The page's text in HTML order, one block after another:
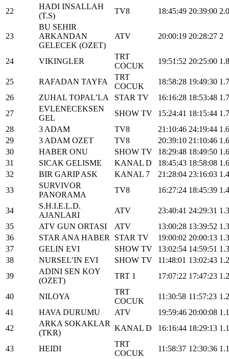
22
HADI INSALLAH
(T.S)
TV8 18:45:49 20:39:00
23
BU SEHIR
ARKANDAN
GELECEK (OZET)
ATV 20:00:19 20:28:27 2
24 VIKINGLER
TRT
COCUK
19:51:52 20:25:00
25 RAFADAN TAYFA
TRT
COCUK
18:58:28 19:49:30
26
ZUHAL TOPAL’LA STAR TV 16:16:28 18:53:48
27
EVLENECEKSEN
GEL
SHOW TV 15:24:41 18:15:44 1.7
28
3 ADAM TV8 21:10:46 24:19:44
29
3 ADAM OZET TV8 20:39:10 21:10:46
30
HABER ONU SHOW TV 18:29:48 18:49:50
31
SICAK GELISME KANAL D 18:45:43 18:58:08
32
BIR GARIP ASK KANAL 7 21:28:04 23:16:03
33
SURVIVOR
PANORAMA
TV8 16:27:24 18:45:39 1.4
34
S.H.I.E.L.D.
AJANLARI
ATV 23:40:41 24:29:31
35
ATV GUN ORTASI ATV 13:00:28 13:39:52
36
STAR ANA HABER STAR TV 19:00:02 20:00:13
37
GELIN EVI SHOW TV 13:02:54 14:59:51
38
NURSEL’IN EVI SHOW TV 11:48:01 13:02:43
39
ADINI SEN KOY
(OZET)
TRT 1 17:07:22 17:47:23
40 NILOYA
TRT
COCUK
11:30:58 11:57:23
41
HAVA DURUMU ATV 19:59:46 20:00:08
42
ARKA SOKAKLAR
(TKR)
KANAL D 16:16:44 18:29:13
43 HEIDI
TRT
COCUK
11:58:37 12:30:36